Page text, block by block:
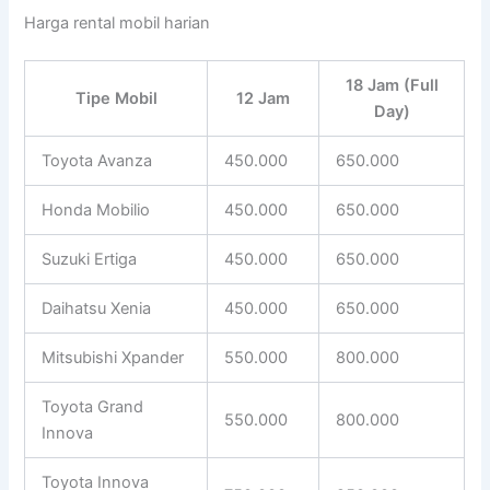
Harga rental mobil harian
Tipe Mobil 12 Jam
18 Jam (Full
Day)
Toyota Avanza 450.000 650.000
Honda Mobilio 450.000 650.000
Suzuki Ertiga 450.000 650.000
Daihatsu Xenia 450.000 650.000
Mitsubishi Xpander 550.000 800.000
Toyota Grand
Innova
550.000 800.000
Toyota Innova